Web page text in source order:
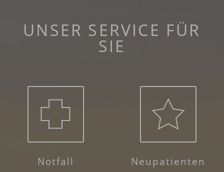
UNSER SERVICE FÜR
SIE
Notfall Neupatienten